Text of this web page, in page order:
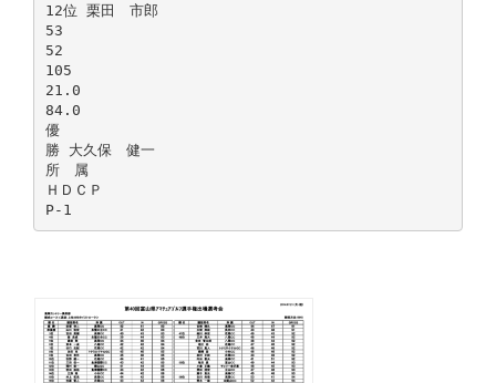
12位 栗田 市郎
53
52
105
21.0
84.0
優
勝 大久保 健一
所 属
ＨＤＣＰ